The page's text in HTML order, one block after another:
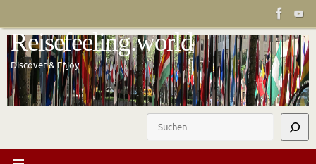
springen
Reisefeeling.world
Discover & Enjoy